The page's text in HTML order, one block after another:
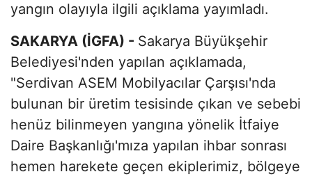
yangın olayıyla ilgili açıklama yayımladı.
SAKARYA (İGFA) - Sakarya Büyükşehir
Belediyesi'nden yapılan açıklamada,
"Serdivan ASEM Mobilyacılar Çarşısı'nda
bulunan bir üretim tesisinde çıkan ve sebebi
henüz bilinmeyen yangına yönelik İtfaiye
Daire Başkanlığı'mıza yapılan ihbar sonrası
hemen harekete geçen ekiplerimiz, bölgeye